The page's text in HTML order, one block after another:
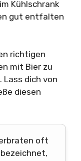
Kühlschrank
gut entfalten
richtigen
mit Bier zu
Lass dich von
diesen
oft